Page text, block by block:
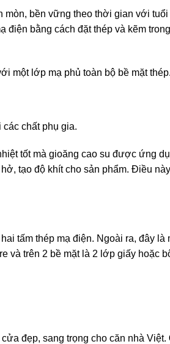
mòn, bền vững theo thời gian với
bằng cách đặt thép và kẽm
một lớp mạ phủ toàn bộ bề mặt thép.
chất phụ gia.
tốt mà gioăng cao su được ứng
tạo độ khít cho sản phẩm. Điều
tấm thép mạ điện. Ngoài ra, đây là
và trên 2 bề mặt là 2 lớp giấy hoặc
đẹp, sang trọng cho căn nhà Việt.